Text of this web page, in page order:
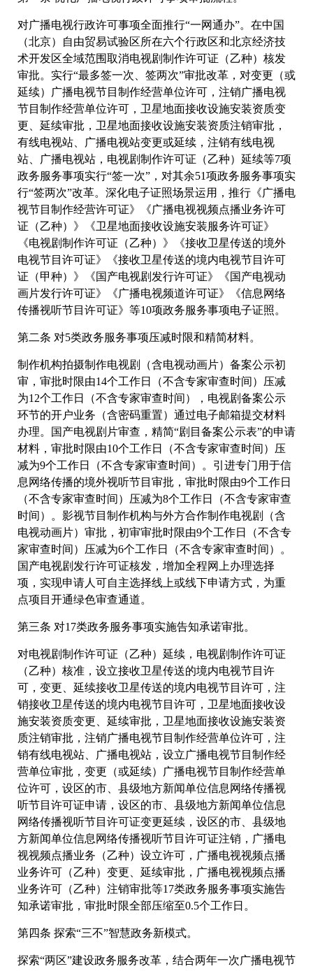
对广播电视行政许可事项全面推行“一网通办”。在中国
（北京）自由贸易试验区所在六个行政区和北京经济技
术开发区全域范围取消电视剧制作许可证（乙种）核发
审批。实行“最多签一次、签两次”审批改革，对变更（或
延续）广播电视节目制作经营单位许可，注销广播电视
节目制作经营单位许可，卫星地面接收设施安装资质变
更、延续审批，卫星地面接收设施安装资质注销审批，
有线电视站、广播电视站变更或延续，注销有线电视
站、广播电视站，电视剧制作许可证（乙种）延续等7项
政务服务事项实行“签一次”，对其余51项政务服务事项实
行“签两次”改革。深化电子证照场景运用，推行《广播电
视节目制作经营许可证》《广播电视视频点播业务许可
证（乙种）》《卫星地面接收设施安装服务许可证》
《电视剧制作许可证（乙种）》《接收卫星传送的境外
电视节目许可证》《接收卫星传送的境内电视节目许可
证（甲种）》《国产电视剧发行许可证》《国产电视动
画片发行许可证》《广播电视频道许可证》《信息网络
传播视听节目许可证》等10项政务服务事项电子证照。
第二条 对5类政务服务事项压减时限和精简材料。
制作机构拍摄制作电视剧（含电视动画片）备案公示初
审，审批时限由14个工作日（不含专家审查时间）压减
为12个工作日（不含专家审查时间），电视剧备案公示
环节的开户业务（含密码重置）通过电子邮箱提交材料
办理。国产电视剧片审查，精简“剧目备案公示表”的申请
材料，审批时限由10个工作日（不含专家审查时间）压
减为9个工作日（不含专家审查时间）。引进专门用于信
息网络传播的境外视听节目审批，审批时限由9个工作日
（不含专家审查时间）压减为8个工作日（不含专家审查
时间）。影视节目制作机构与外方合作制作电视剧（含
电视动画片）审批，初审审批时限由9个工作日（不含专
家审查时间）压减为6个工作日（不含专家审查时间）。
国产电视剧发行许可证核发，增加全程网上办理选择
项，实现申请人可自主选择线上或线下申请方式，为重
点项目开通绿色审查通道。
第三条 对17类政务服务事项实施告知承诺审批。
对电视剧制作许可证（乙种）延续，电视剧制作许可证
（乙种）核准，设立接收卫星传送的境内电视节目许
可，变更、延续接收卫星传送的境内电视节目许可，注
销接收卫星传送的境内电视节目许可，卫星地面接收设
施安装资质变更、延续审批，卫星地面接收设施安装资
质注销审批，注销广播电视节目制作经营单位许可，注
销有线电视站、广播电视站，设立广播电视节目制作经
营单位审批，变更（或延续）广播电视节目制作经营单
位许可，设区的市、县级地方新闻单位信息网络传播视
听节目许可证申请，设区的市、县级地方新闻单位信息
网络传播视听节目许可证变更延续，设区的市、县级地
方新闻单位信息网络传播视听节目许可证注销，广播电
视视频点播业务（乙种）设立许可，广播电视视频点播
业务许可（乙种）变更、延续审批，广播电视视频点播
业务许可（乙种）注销审批等17类政务服务事项实施告
知承诺审批，审批时限全部压缩至0.5个工作日。
第四条 探索“三不”智慧政务新模式。
探索“两区”建设政务服务改革，结合两年一次广播电视节